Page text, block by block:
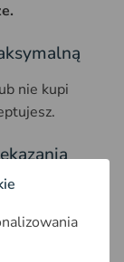
nie kupi